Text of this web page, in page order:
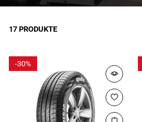
17 PRODUKTE
-30%